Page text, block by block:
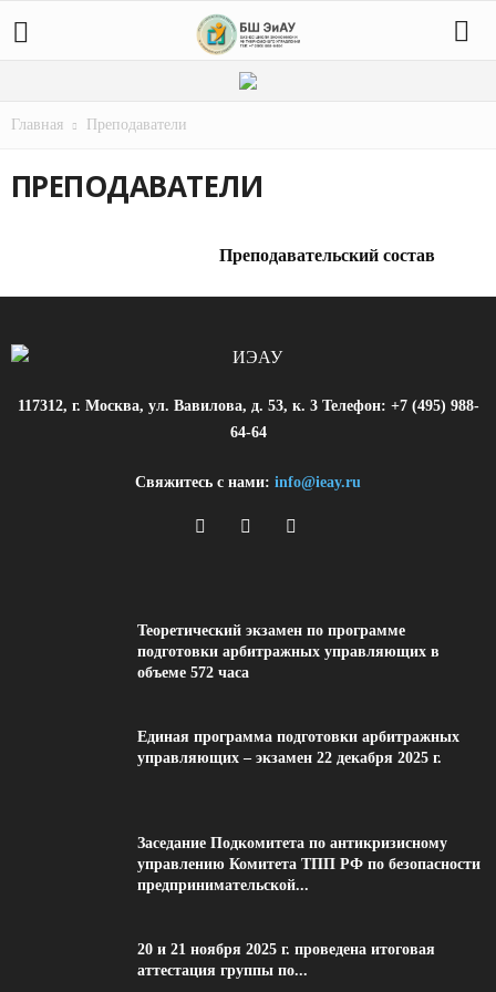
Главная Преподаватели
ПРЕПОДАВАТЕЛИ
Преподавательский состав
117312, г. Москва, ул. Вавилова, д. 53, к. 3 Телефон: +7 (495) 988-
64-64
Свяжитесь с нами: info@ieay.ru
Теоретический экзамен по программе
подготовки арбитражных управляющих в
объеме 572 часа
Единая программа подготовки арбитражных
управляющих – экзамен 22 декабря 2025 г.
Заседание Подкомитета по антикризисному
управлению Комитета ТПП РФ по безопасности
предпринимательской...
20 и 21 ноября 2025 г. проведена итоговая
аттестация группы по...